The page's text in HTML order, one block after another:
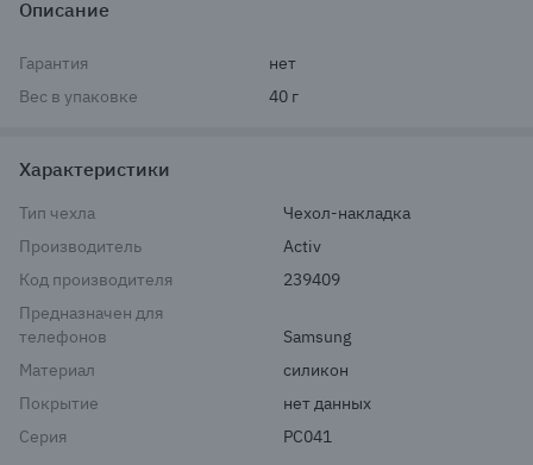
Описание
Гарантия
нет
Вес в упаковке
40 г
Характеристики
Тип чехла
Чехол-накладка
Производитель
Activ
Код производителя
239409
Предназначен для
телефонов
Samsung
Материал
силикон
Покрытие
нет данных
Серия
PC041